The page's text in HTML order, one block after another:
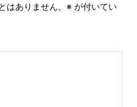
はありません。 ※ が付いてい